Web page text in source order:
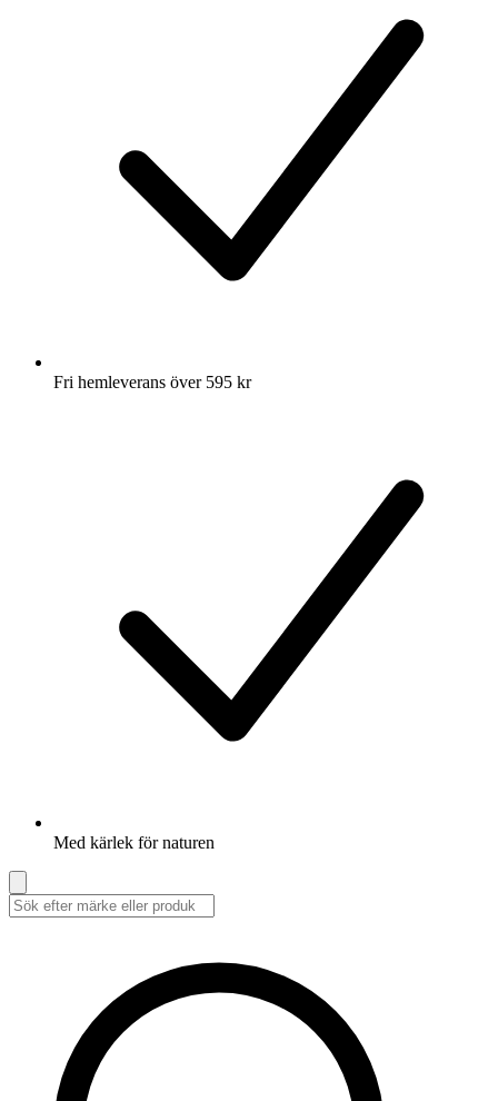
Fri hemleverans över 595 kr
Med kärlek för naturen